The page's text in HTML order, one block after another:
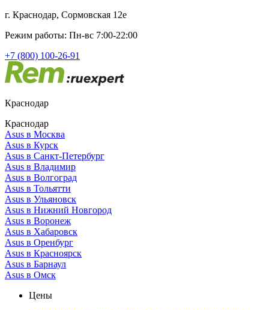
г. Краснодар, Сормовская 12е
Режим работы: Пн-вс 7:00-22:00
+7 (800) 100-26-91
Краснодар
Краснодар
Asus в Москва
Asus в Курск
Asus в Санкт-Петербург
Asus в Владимир
Asus в Волгоград
Asus в Тольятти
Asus в Ульяновск
Asus в Нижний Новгород
Asus в Воронеж
Asus в Хабаровск
Asus в Оренбург
Asus в Красноярск
Asus в Барнаул
Asus в Омск
Цены